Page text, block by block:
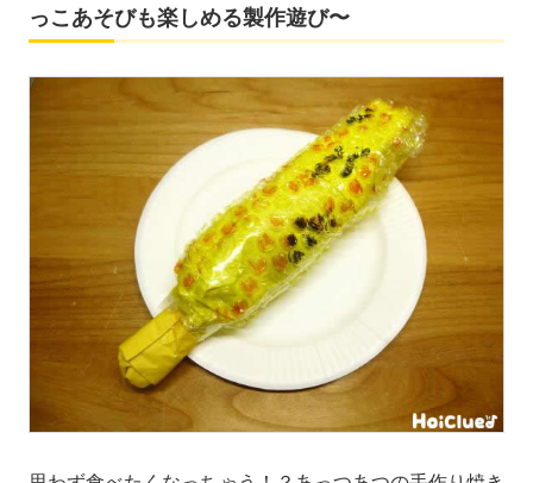
っこあそびも楽しめる製作遊び〜